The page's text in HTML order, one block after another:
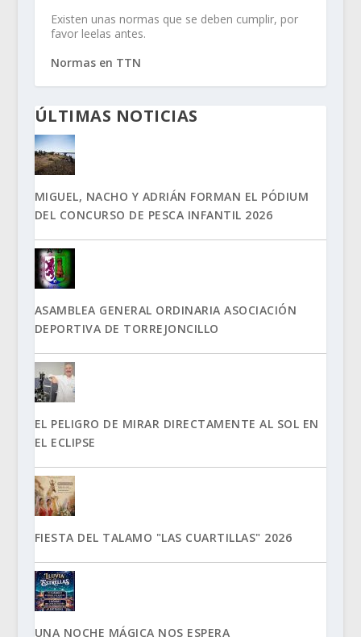
Existen unas normas que se deben cumplir, por
favor leelas antes.
Normas en TTN
ÚLTIMAS NOTICIAS
MIGUEL, NACHO Y ADRIÁN FORMAN EL PÓDIUM
DEL CONCURSO DE PESCA INFANTIL 2026
ASAMBLEA GENERAL ORDINARIA ASOCIACIÓN
DEPORTIVA DE TORREJONCILLO
EL PELIGRO DE MIRAR DIRECTAMENTE AL SOL EN
EL ECLIPSE
FIESTA DEL TALAMO "LAS CUARTILLAS" 2026
UNA NOCHE MÁGICA NOS ESPERA